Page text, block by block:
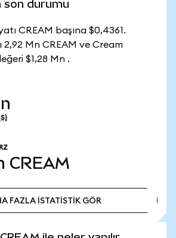
son durumu
CREAM başına $0,4361.
2,92 Mn CREAM ve Cream
$1,28 Mn .
CREAM
FAZLA İSTATİSTİK GÖR